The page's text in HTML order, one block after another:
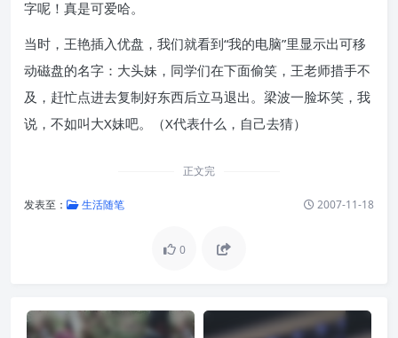
字呢！真是可爱哈。
当时，王艳插入优盘，我们就看到“我的电脑”里显示出可移
动磁盘的名字：大头妹，同学们在下面偷笑，王老师措手不
及，赶忙点进去复制好东西后立马退出。梁波一脸坏笑，我
说，不如叫大X妹吧。（X代表什么，自己去猜）
正文完
发表至： 生活随笔 2007-11-18
0